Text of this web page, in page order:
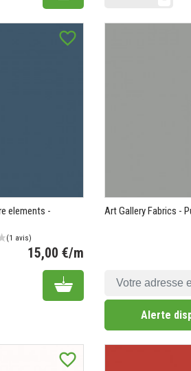
favorite_border
elements -
15,00 €/m
Add to cart
Art Gallery Fabrics -
Alerte
favorite_border